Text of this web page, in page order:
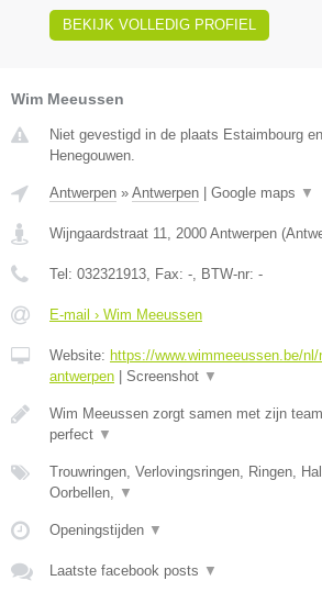
BEKIJK VOLLEDIG PROFIEL
Wim Meeussen
Niet gevestigd in de plaats Estaimbourg
Henegouwen.
Antwerpen » Antwerpen Google maps ▼
Wijngaardstraat 11 2000 Antwerpen (
Tel: 032321913 , Fax: - , BTW-nr: -
E-mail › Wim Meeussen
Website: https://www.wimmeeussen.be/
antwerpen
Screenshot ▼
Wim Meeussen zorgt samen met zijn
perfect ▼
Trouwringen, Verlovingsringen, Ringen,
Oorbellen,
▼
Openingstijden ▼
Laatste facebook posts ▼